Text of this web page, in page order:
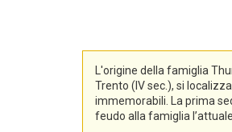
L'origine della famiglia
Trento (IV sec.), si
immemorabili. La prima
feudo alla famiglia